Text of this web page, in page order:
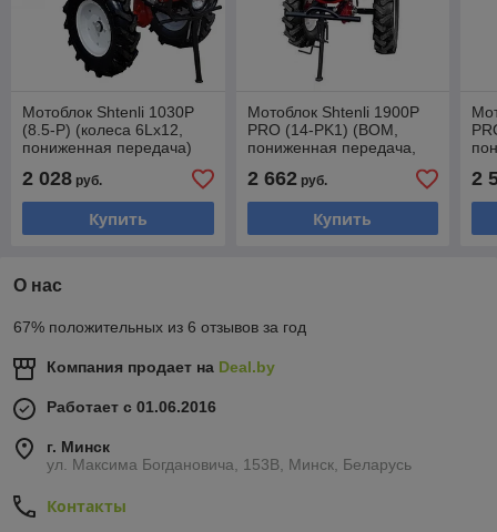
Мотоблок Shtenli 1030P
(8.5-P) (колеса 6Lх12,
пониженная передача)
2 028 руб.
Купить
Мотоблок Shtenli 1900P
PRO (14-PK1) (ВОМ,
пониженная передача,
2 662руб.
Купить
2
О нас
67% положительных из 6 отзывов за год
Компания продает на Deal.by
Работает с 01.06.2016
г. Минск
ул. Максима Богдановича, 153В, Минск, Беларусь
Контакты